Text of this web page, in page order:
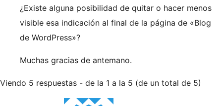
¿Existe alguna posibilidad de quitar o hacer menos
visible esa indicación al final de la página de «Blog
de WordPress»?
Muchas gracias de antemano.
Viendo 5 respuestas - de la 1 a la 5 (de un total de 5)